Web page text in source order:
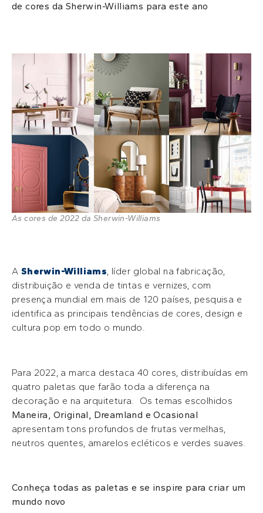
de cores da Sherwin-Williams para este ano
As cores de 2022 da Sherwin-Williams
A Sherwin-Williams , líder global na fabricação,
distribuição e venda de tintas e vernizes, com
presença mundial em mais de 120 países, pesquisa e
identifica as principais tendências de cores, design e
cultura pop em todo o mundo.
Para 2022, a marca destaca 40 cores, distribuídas em
quatro paletas que farão toda a diferença na
decoração e na arquitetura. Os temas escolhidos
Maneira, Original, Dreamland e Ocasional
apresentam tons profundos de frutas vermelhas,
neutros quentes, amarelos ecléticos e verdes suaves.
Conheça todas as paletas e se inspire para criar um
mundo novo